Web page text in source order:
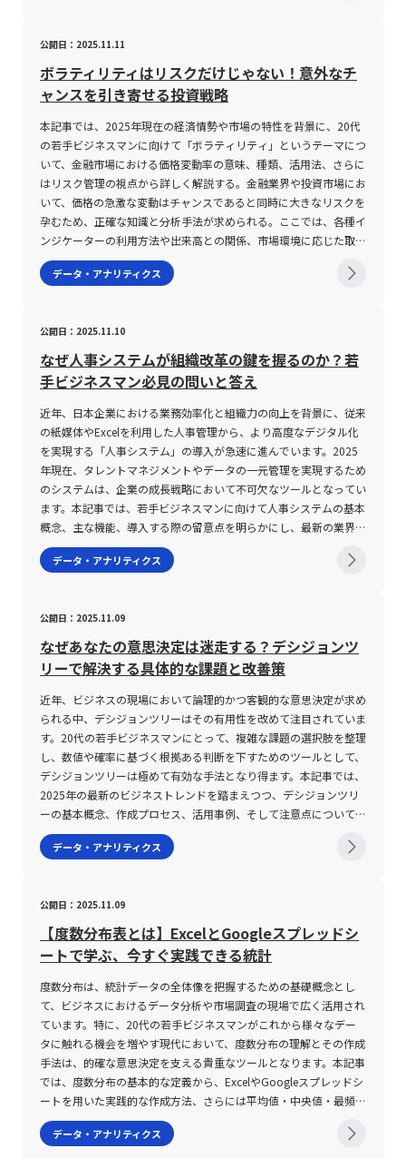
を数値化したもので、一般にパーセンテージや標準偏差といった形
で表現されます。例えば、ボラティリティが高い銘柄は、短時間で
大幅な値動きを見せることが多く、そのためハイリスクハイリター
ンと評価される一方、ボラティリティが低い銘柄は、安定的な価格
推移を示し、ローリスクローリターンと見なされます。 ボラティ
リティの評価は、従来の過去のデータに基づいた「ヒストリカルボ
ラティリティ(HV)」と、市場の将来予測を反映した「インプライド
ボラティリティ(IV)」の2種類に大別されます。ヒストリカルボラテ
ィリティは、過去一定期間の価格変動データを基に計算され、統計
学でいう標準偏差「σ(シグマ)」を用いて求められます。一方、イ
ンプライドボラティリティはオプション取引の価格から逆算するこ
とで算出され、市場参加者の「未来のボラティリティ」に対する期
待が数値として反映されます。この二つの指標は、投資の判断材料
ます。 また、ボラティリティは単なるリスク指標にとどまらず、
短期トレードにおける銘柄選択や、相場全体の変動傾向の分析、さ
らには中長期投資のリスク管理や投資金額の配分決定にまで幅広く
活用されています。高いボラティリティを持つ銘柄は、急激な価格
の上昇や下落が頻発するため、効率的に短期利益を狙うデイトレー
ドやスキャルピングなどに適しています。逆に、低ボラティリティ
の銘柄は安定感があり、長期保有を前提とした投資戦略において重
要な役割を担うのです。 ボラティリティの注意点 ボラティリティ
はあくまでも市場の価格変動を示す指標の一つであり、これだけに
依存して投資判断を行うことは極めて危険です。まず第一に、ボラ
ティリティだけでは株価の上昇・下降の方向性や根本的な投資価値
を十分に評価することは困難です。市場の動向や他のテクニカル指
標、ファンダメンタルズ分析などと併せて総合的に判断する必要が
値が実際のリスク以上に高く算出される傾向があります。具体的な
計算式では、当日の「ティピカル・プライス(TP)」が分母に位置
し、これが小さくなると結果としてボラティリティのパーセンテー
ジが大きくなります。このため、投資初心者を含む若手ビジネスマ
ンは、株価の水準にも十分留意した上でボラティリティの指標を解
釈することが求められます。 さらに、市場の流動性もボラティリ
ティの重要な要因となります。市場の流動性が低い場合、売買が成
立しにくく実際の取引が制限されると、計測されるボラティリティ
は実際の市場リスクよりも高く見積もられる可能性があります。そ
のため、投資を行う際には銘柄の流動性や出来高、取引市場の環境
といった要素も十分に考慮し、ボラティリティの数値と合わせて総
ティの計算方法自体も複雑な側面を持ち合わせています。たとえ
ツールやソフトウェアが用いられます。一方、インプライドボラテ
ィリティは、オプションの理論価格を算出する「ブラック‐ショー
ルズ・モデル」などの数学的モデルに依拠しており、投資家にとっ
ては高度な知識が要求される場面も存在します。こうした背景か
ら、ボラティリティの数値そのものが投資判断の全てを物語るわけ
ではなく、細部にわたる理解と他の分析手法とのバランスが重要視
されるのです。 なお、ボラティリティの数値を具体的に用いる場
合、たとえば当日のボラティリティは「トゥルー・レンジ(TR)」と
「ティピカル・プライス(TP)」を活用した計算式で示されることが
一般的です。その計算式は「当日のボラティリティ(%) ＝ 当日の
TR／当日のTP × 100」と表現され、TRとしては当日の高値と安値
ます。この計算方法により、一般的には5%以上のボラティリティ
公開日：2025.11.11
ボラティリティはリスクだけじゃない！意外なチ
ャンスを引き寄せる投資戦略
本記事では、2025年現在の経済情勢や市場の特性を背景に、20代
の若手ビジネスマンに向けて「ボラティリティ」というテーマにつ
いて、金融市場における価格変動率の意味、種類、活用法、さらに
はリスク管理の視点から詳しく解説する。金融業界や投資市場にお
いて、価格の急激な変動はチャンスであると同時に大きなリスクを
孕むため、正確な知識と分析手法が求められる。ここでは、各種イ
ンジケーターの利用方法や出来高との関係、市場環境に応じた取引
の留意点など、現代のデジタル化された取引環境で不可欠となる情
報を体系的に整理する。 ボラティリティとは ボラティリティと
用語は株式、為替、先物、CFD（差金決済取引）など、さまざまな
金融商品に適用される。 ボラティリティが高い状態は、短期間で
大幅な価格上昇または下落が発生しやすいことを意味し、逆に低い
状態は価格が安定していることを示す。 投資家はこの指標を基
に、リスクとリターンのバランスを判断し、どのタイミングで取引
を実施するかの戦略決定に活かす。 また、ボラティリティは単に
価格変動の大きさだけではなく、変動の頻度や値幅（スプレッド）
などを含む広範な評価項目として理解される。 具体的な種類とし
ては、インプライドボラティリティ（IV）、ヒストリカルボラティ
リティ（HV）、リアライズドボラティリティ（RV）などが挙げら
れ、これらはそれぞれ異なる観点から市場の期待や過去の実績を評
価する。 インプライドボラティリティは将来の価格変動を予測
し、オプション取引における評価に活用される一方、ヒストリカル
出されるため、短期的な市場の動向を捉える上で有用である。 こ
れらの指標は、特にFXなどの外国為替市場において、取引環境の評
価と開始タイミングの決定に大きな影響を与える。 ボラティリテ
ィの注意点 ボラティリティが高い環境下での取引は、大きな利益
獲得のチャンスを提供する反面、リスクも極めて大きくなる。 一
方で、ボラティリティが低い状況は取引の安定性を示すが、利益獲
得機会が限定されやすい。 まず、高いボラティリティの下では、
市場の流動性と出来高が急激に増加する傾向があり、これにより予
測が難しい急変動が発生する可能性がある。 特に、経済指標の発
表直後や主要市場の開始直後は、出来高の急増に伴い値動きが激し
くなるケースが多い。 例えば、米ドル/円やユーロ/米ドルなどの
主要通貨ペアでは比較的安定した動きが見られる一方、南アフリカ
ランド（ZAR）やトルコリラ（TRY）のようなマイナー通貨は急激
わぬ損失が発生するリスクが高まる。 また、ボラティリティが高
い時はストップロス注文のスリッページ（損切り注文が予想より不
利な価格で成立すること）のリスクも存在するため、リスク管理の
徹底が不可欠である。 投資家は、自身の許容リスクの範囲内で取
引量を調整し、市場の急変動に備える必要がある。 さらに、テク
ニカル分析指標としては、ボリンジャーバンドやヒストリカル・ボ
ラティリティインジケーター、ADR（日中平均レンジ）などが活用
されるが、これらのツールの設定や使用方法を十分に理解していな
いと、誤った判断を導くリスクも内在している。 市場の時間帯に
よるボラティリティの変動、季節的な変動要因、さらには政治的・
経済的なイベントが影響を及ぼすため、常に最新の市場情報と分析
するチャンスと同時に、リスク対策としての戦略策定が求められる
データ・アナリティクス
公開日：2025.11.10
なぜ人事システムが組織改革の鍵を握るのか？若
手ビジネスマン必見の問いと答え
近年、日本企業における業務効率化と組織力の向上を背景に、従来
の紙媒体やExcelを利用した人事管理から、より高度なデジタル化
を実現する「人事システム」の導入が急速に進んでいます。2025
年現在、タレントマネジメントやデータの一元管理を実現するため
のシステムは、企業の成長戦略において不可欠なツールとなってい
ます。本記事では、若手ビジネスマンに向けて人事システムの基本
概念、主な機能、導入する際の留意点を明らかにし、最新の業界動
向を踏まえた解説を行います。また、企業が抱える人事管理の課題
に対する解決策としてのシステム活用例や、今後のビジネス環境に
理、労務管理など、社員に関する各種情報を統括的に管理し、業務
効率の向上を図るための統合型ソリューションです。従来は紙媒体
やExcelファイルに頼っていた人事業務を、システム上で一元管理
することにより、情報更新の迅速化や正確性の向上を実現します。
具体的には、以下のような機能が含まれます。・採用管理機能：応
募者の基本情報、選考状況、面接結果等を効率的に管理し、採用プ
ロセス全体を見える化します。・人事評価管理機能：各期ごとの目
標設定や実績、評価者からのフィードバックを体系的に集積し、人
材育成や昇進判断に活用されます。・タレントマネジメント機能：
社員のスキル、資格、社内表彰など、個々のキャリアデータを管理
し、将来的な人材配置や組織改革の基盤とします。・勤怠・給与管
理機能：出勤情報、有給休暇の管理、残業時間の集計、さらには各
種手当の計算までを自動化し、担当者の負担を軽減します。また、
テム」として提供される事例も少なくありません。これらの機能を
通じて、社員一人ひとりの情報がリアルタイムで更新され、経営層
に対しても迅速かつ正確な情報提供が可能となります。 人事シス
テムの注意点 人事システムを導入するにあたっては、その利便性
や効果の高さと同時に、いくつかの注意点が存在します。第一に、
導入目的と求める機能との整合性を十分に確認する必要がありま
す。各企業が抱える人事課題は多岐にわたりますが、例えば採用活
動のステータス管理が不十分な企業と、社員のキャリアデータの一
元管理が不備な企業とでは、必要とするシステム機能も大きく異な
ります。したがって、現状の業務プロセスを正確に把握し、システ
ムが課題解決に寄与できるかどうかを厳密に評価することが求めら
れます。 第二に、システムの提供形態――クラウド型、オンプレミス
型、またはパッケージ型などをはじめとする各種導入方式――が自社の
データ・アナリティクス
公開日：2025.11.09
なぜあなたの意思決定は迷走する？デシジョンツ
リーで解決する具体的な課題と改善策
近年、ビジネスの現場において論理的かつ客観的な意思決定が求め
られる中、デシジョンツリーはその有用性を改めて注目されていま
す。20代の若手ビジネスマンにとって、複雑な課題の選択肢を整理
し、数値や確率に基づく根拠ある判断を下すためのツールとして、
デシジョンツリーは極めて有効な手法となり得ます。本記事では、
2025年の最新のビジネストレンドを踏まえつつ、デシジョンツリ
ーの基本概念、作成プロセス、活用事例、そして注意点について詳
述し、今後のキャリアや業務改善活動において実践的な知識と技術
を提供することを目的としています。 デシジョンツリーとは、目
もともとは統計学やオペレーションズリサーチの分野で発展してき
たこの手法は、ビジネスプロセスマネジメントやプロジェクトマネ
ジメントにおいて、論理的整合性を担保しながら意思決定を行うた
めの有力なツールとして位置付けられています。デシジョンツリー
は、選択肢をツリー状に展開することで、結果の予測やリスク評価
を容易にし、複雑な問題を整理することに寄与します。 デシジョ
ンツリーの基本概念と活用意義 デシジョンツリーは、図形として
正方形、円、三角形などのシンプルな記号を用い、意思決定の各段
階を明確化する手法です。一般的には、ツリーの始点である意思決
定ノード（多くの場合、正方形）が配置され、その後に続く確率ノ
ードやイベントノード（円形）を経て、最後に結論や結果を示す終
点ノード（三角形）が設置されます。この構造を通じて、各分岐に
対する数値的な評価や発生確率の要素を具体的に計算することが可
データ・アナリティクス
公開日：2025.11.09
【度数分布表とは】ExcelとGoogleスプレッドシ
ートで学ぶ、今すぐ実践できる統計
度数分布は、統計データの全体像を把握するための基礎概念とし
て、ビジネスにおけるデータ分析や市場調査の現場で広く活用され
ています。特に、20代の若手ビジネスマンがこれから様々なデー
タに触れる機会を増やす現代において、度数分布の理解とその作成
手法は、的確な意思決定を支える貴重なツールとなります。本記事
では、度数分布の基本的な定義から、ExcelやGoogleスプレッドシ
ートを用いた実践的な作成方法、さらには平均値・中央値・最頻値
といった代表的な統計値の求め方に至るまで、具体例を交えて詳細
に解説します。 度数分布とは 度数分布とは、膨大なデータ群を特
データ・アナリティクス